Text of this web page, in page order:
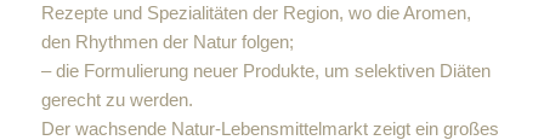
Rezepte und Spezialitäten der Region, wo die Aromen,
den Rhythmen der Natur folgen;
– die Formulierung neuer Produkte, um selektiven Diäten
gerecht zu werden.
Der wachsende Natur-Lebensmittelmarkt zeigt ein großes